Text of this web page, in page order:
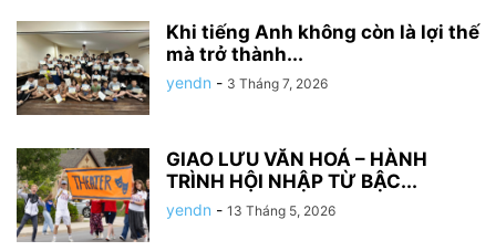
Khi tiếng Anh không còn là lợi thế
mà trở thành...
yendn - 3 Tháng 7, 2026
GIAO LƯU VĂN HOÁ – HÀNH
TRÌNH HỘI NHẬP TỪ BẬC...
yendn - 13 Tháng 5, 2026